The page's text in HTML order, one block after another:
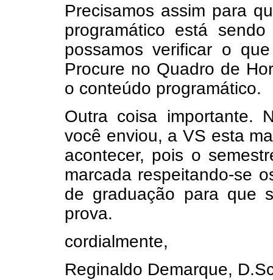
Precisamos assim para
programático está
possamos verificar o
Procure no Quadro de
o conteúdo programático.
Outra coisa importante.
você enviou, a VS esta
acontecer, pois o
marcada respeitando-se
de graduação para que
prova.
cordialmente,
Reginaldo Demarque,